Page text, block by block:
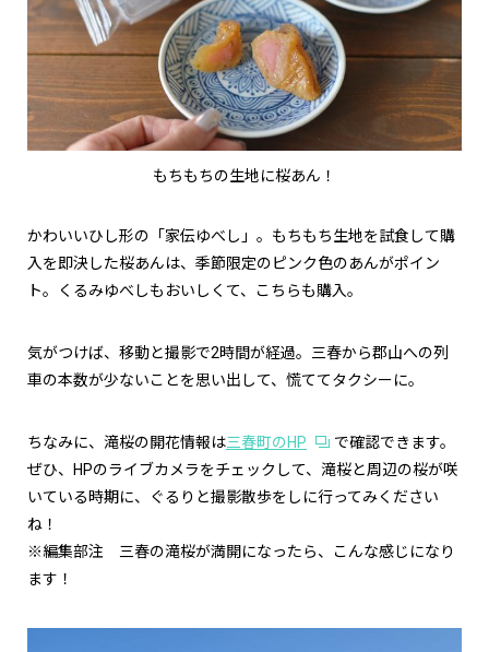
もちもちの生地に桜あん！
かわいいひし形の「家伝ゆべし」。もちもち生地を試食して購
入を即決した桜あんは、季節限定のピンク色のあんがポイン
ト。くるみゆべしもおいしくて、こちらも購入。
気がつけば、移動と撮影で2時間が経過。三春から郡山への列
車の本数が少ないことを思い出して、慌ててタクシーに。
ちなみに、滝桜の開花情報は三春町の HP
で確認できます。
ぜひ、
HPのライブカメラをチェックして、滝桜と周辺の桜が咲
いている時期に、ぐるりと撮影散歩をしに行ってみください
ね！
※編集部注 三春の滝桜が満開になったら、こんな感じになり
ます！